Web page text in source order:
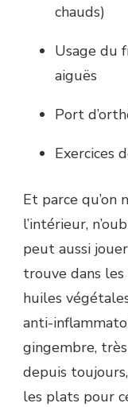
chauds)
Usage du
aiguës
Port
Exercices
Et parce qu’on
l’intérieur,
peut aussi
trouve dans les
huiles
anti-
gingembre,
depuis
les plats pour